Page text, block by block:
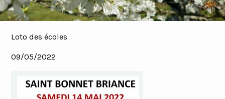
Loto des écoles
09/05/2022